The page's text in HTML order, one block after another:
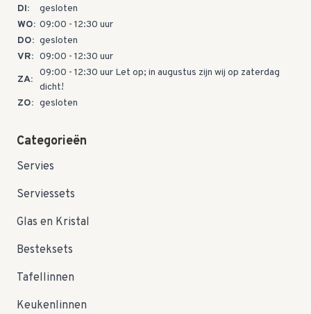
DI:
gesloten
WO: 09:00 - 12:30 uur
DO: gesloten
VR: 09:00 - 12:30 uur
ZA:
09:00 - 12:30 uur Let op; in augustus zijn wij op zaterdag
dicht!
ZO: gesloten
Categorieën
Servies
Serviessets
Glas en Kristal
Besteksets
Tafellinnen
Keukenlinnen